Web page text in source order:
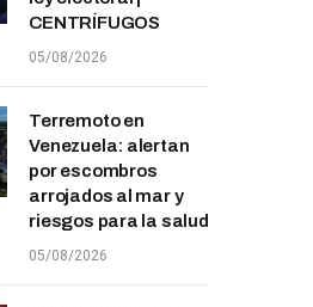
CENTRÍFUGOS
05/08/2026
Terremoto en
Venezuela: alertan
por escombros
arrojados al mar y
riesgos para la salud
05/08/2026